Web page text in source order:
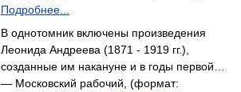
Подробнее...
В однотомник включены произведения
Леонида Андреева (1871 - 1919 гг.),
созданные им накануне и в годы первой…
— Московский рабочий, (формат: